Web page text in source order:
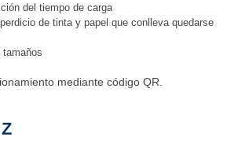
del tiempo de carga
de tinta y papel que conlleva quedarse
mediante código QR.